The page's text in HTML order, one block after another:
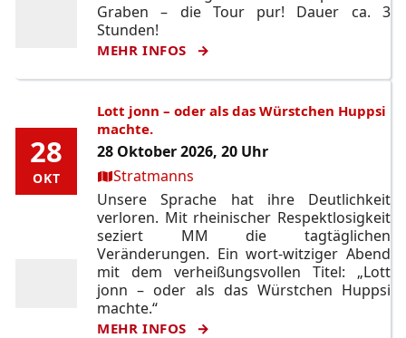
Graben – die Tour pur! Dauer ca. 3
Stunden!
MEHR INFOS
28
OKT
28
OKT
Lott jonn – oder als das Würstchen Huppsi
machte.
28 Oktober 2026, 20 Uhr
Ort:Stratmanns
Unsere Sprache hat ihre Deutlichkeit
verloren. Mit rheinischer Respektlosigkeit
seziert MM die tagtäglichen
Veränderungen. Ein wort-witziger Abend
mit dem verheißungsvollen Titel: „Lott
jonn – oder als das Würstchen Huppsi
machte.“
MEHR INFOS